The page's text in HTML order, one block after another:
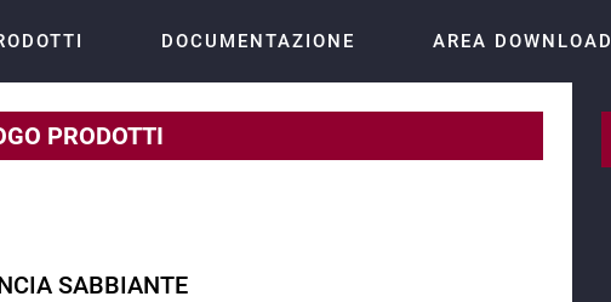
DOCUMENTAZIONE AREA DOWNLOAD
PRODOTTI
SABBIANTE